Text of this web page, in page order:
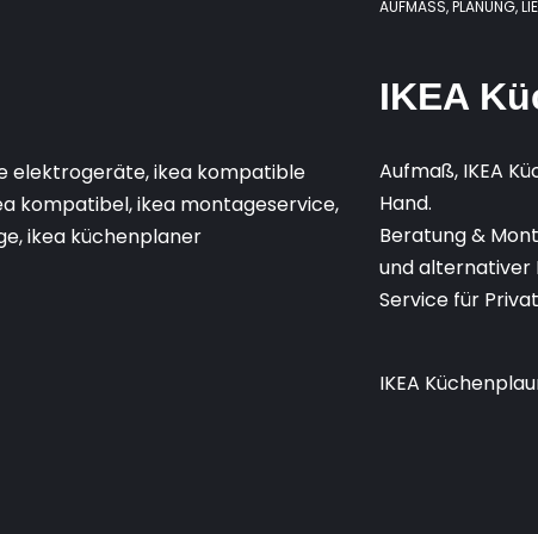
AUFMASS, PLANUNG,
IKEA
Aufmaß, IKEA
Hand.
Beratung &
und alternativer
Service für
IKEA